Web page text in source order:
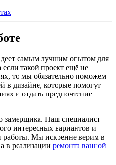
самым лучшим опытом для
если такой проект ещё не
то мы обязательно поможем
в дизайне, которые помогут
и отдать предпочтение
замерщика. Наш специалист
интересных вариантов и
работы. Мы искренне верим в
в реализации ремонта ванной